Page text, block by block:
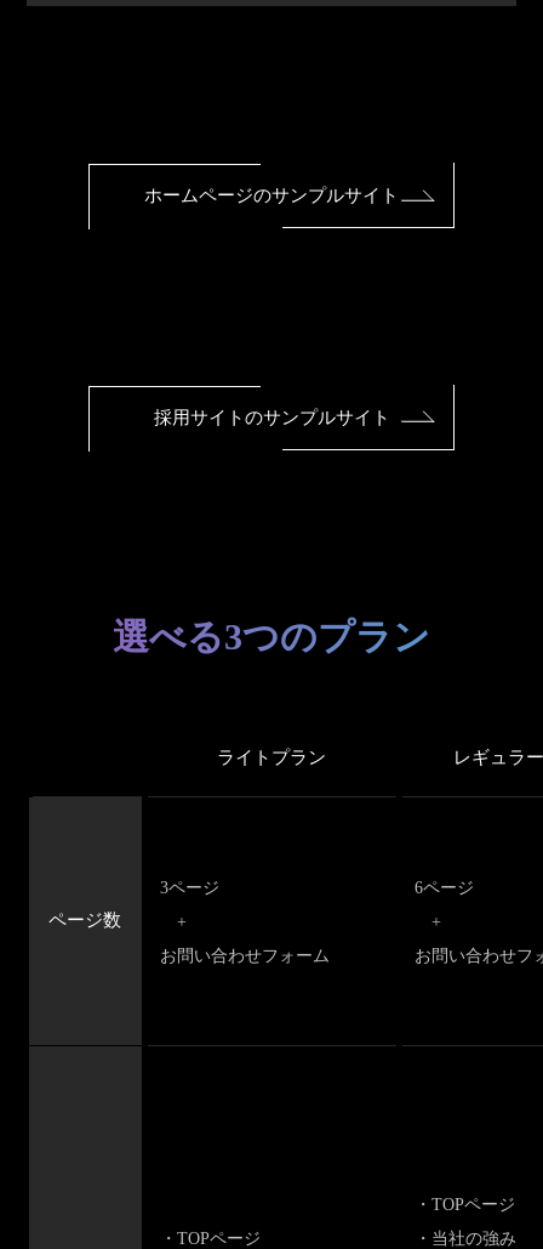
ホームページのサンプルサイト
採用サイトのサンプルサイト
選べる3つのプラン
ライトプラン レギュラ
ページ数
3ページ
+
お問い合わせフォーム
6ページ
+
お問い合わせフ
・TOPページ
・TOPページ
・当社の強み